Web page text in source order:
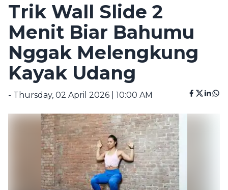
Trik Wall Slide 2
Menit Biar Bahumu
Nggak Melengkung
Kayak Udang
- Thursday, 02 April 2026 | 10:00 AM